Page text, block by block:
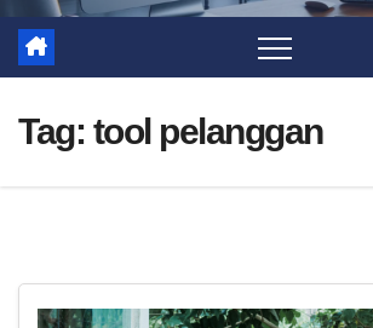
Tag: tool pelanggan